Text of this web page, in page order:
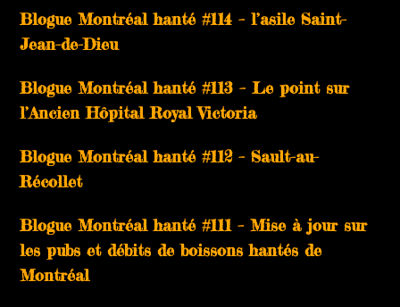
Blogue Montréal hanté #114 – l’asile Saint-
Jean-de-Dieu
Blogue Montréal hanté #113 – Le point sur
l’Ancien Hôpital Royal Victoria
Blogue Montréal hanté #112 – Sault-au-
Récollet
Blogue Montréal hanté #111 – Mise à jour sur
les pubs et débits de boissons hantés de
Montréal